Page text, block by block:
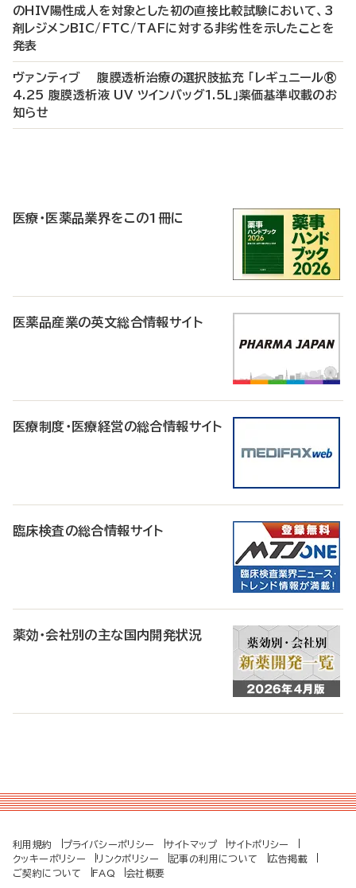
のHIV陽性成人を対象とした初の直接比較試験において、3
剤レジメンBIC/FTC/TAFに対する非劣性を示したことを
発表
ヴァンティブ 腹膜透析治療の選択肢拡充 「レギュニール®
4.25 腹膜透析液 UV ツインバッグ1.5L」薬価基準収載のお
知らせ
医療・医薬品業界をこの1冊に
医薬品産業の英文総合情報サイト
医療制度・医療経営の総合情報サイト
臨床検査の総合情報サイト
薬効・会社別の主な国内開発状況
利用規約 プライバシーポリシー サイトマップ
サイトポリシー
クッキーポリシー
リンクポリシー 記事の利用について
広告掲載
ご契約について
FAQ 会社概要